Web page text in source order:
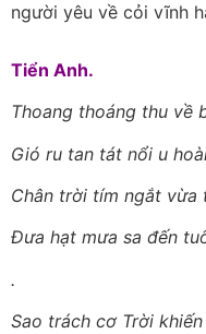
người yêu về cỏi vĩnh
Tiển Anh.
Thoang thoáng thu về
Gió ru tan tát nổi u
Chân trời tím ngắt vừa
Đưa hạt mưa sa đến
.
Sao trách cơ Trời